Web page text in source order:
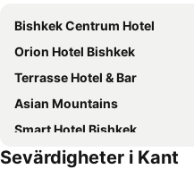
Bishkek Centrum Hotel
Orion Hotel Bishkek
Terrasse Hotel & Bar
Asian Mountains
Smart Hotel Bishkek
City Hotel Bishkek
Sevärdigheter i Kant